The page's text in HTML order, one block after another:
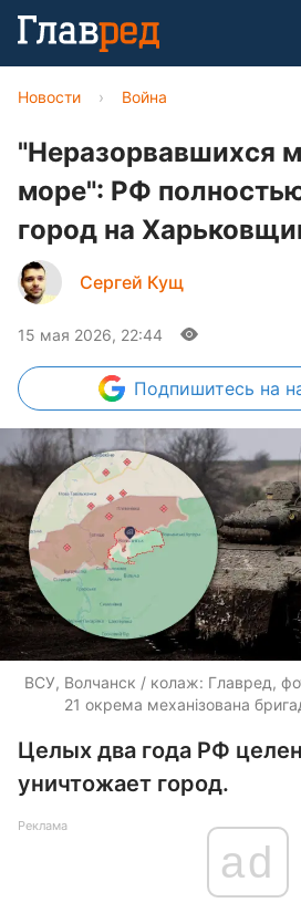
Новости › Война
"Неразорвавшихся
море": РФ
город на
Сергей Кущ
15 мая 2026, 22:44
Подпишитесь на
ВСУ, Волчанск / колаж: Главред,
21 окрема механізована
Целых два года РФ
уничтожает город.
Реклама
ad